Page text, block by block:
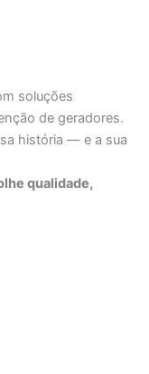
soluções
de geradores.
história — e a sua
qualidade,